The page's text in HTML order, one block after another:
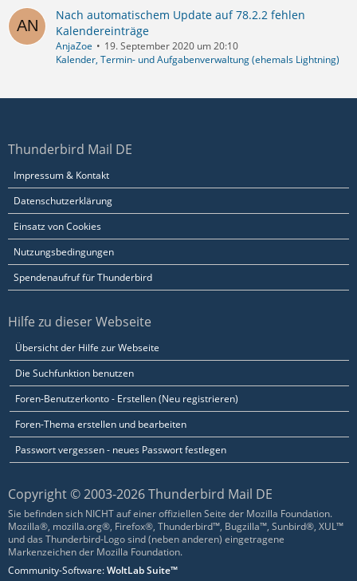
Nach automatischem Update auf 78.2.2 fehlen
Kalendereinträge
AnjaZoe
19. September 2020 um 20:10
Kalender, Termin- und Aufgabenverwaltung (ehemals Lightning)
Thunderbird Mail DE
Impressum & Kontakt
Datenschutzerklärung
Einsatz von Cookies
Nutzungsbedingungen
Spendenaufruf für Thunderbird
Hilfe zu dieser Webseite
Übersicht der Hilfe zur Webseite
Die Suchfunktion benutzen
Foren-Benutzerkonto - Erstellen (Neu registrieren)
Foren-Thema erstellen und bearbeiten
Passwort vergessen - neues Passwort festlegen
Copyright © 2003-2026 Thunderbird Mail DE
Sie befinden sich NICHT auf einer offiziellen Seite der Mozilla Foundation.
Mozilla®, mozilla.org®, Firefox®, Thunderbird™, Bugzilla™, Sunbird®, XUL™
und das Thunderbird-Logo sind (neben anderen) eingetragene
Markenzeichen der Mozilla Foundation.
Community-Software:WoltLab Suite™